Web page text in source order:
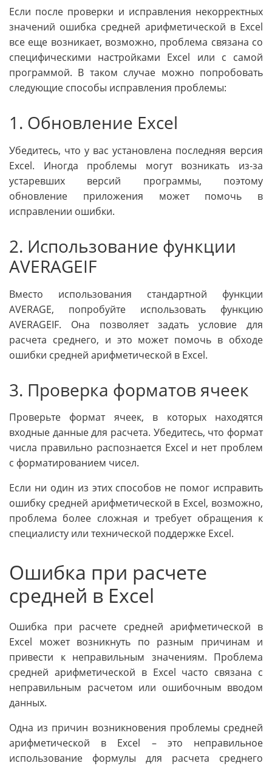
Если после проверки и исправления некорректных
значений ошибка средней арифметической в Excel
все еще возникает, возможно, проблема связана со
специфическими настройками Excel или с самой
программой. В таком случае можно попробовать
следующие способы исправления проблемы:
1. Обновление Excel
Убедитесь, что у вас установлена последняя версия
Excel. Иногда проблемы могут возникать из-за
устаревших версий программы, поэтому
обновление приложения может помочь в
исправлении ошибки.
2. Использование функции
AVERAGEIF
Вместо использования стандартной функции
AVERAGE, попробуйте использовать функцию
AVERAGEIF. Она позволяет задать условие для
расчета среднего, и это может помочь в обходе
ошибки средней арифметической в Excel.
3. Проверка форматов ячеек
Проверьте формат ячеек, в которых находятся
входные данные для расчета. Убедитесь, что формат
числа правильно распознается Excel и нет проблем
с форматированием чисел.
Если ни один из этих способов не помог исправить
ошибку средней арифметической в Excel, возможно,
проблема более сложная и требует обращения к
специалисту или технической поддержке Excel.
Ошибка при расчете
средней в Excel
Ошибка при расчете средней арифметической в
Excel может возникнуть по разным причинам и
привести к неправильным значениям. Проблема
средней арифметической в Excel часто связана с
неправильным расчетом или ошибочным вводом
данных.
Одна из причин возникновения проблемы средней
арифметической в Excel – это неправильное
использование формулы для расчета среднего